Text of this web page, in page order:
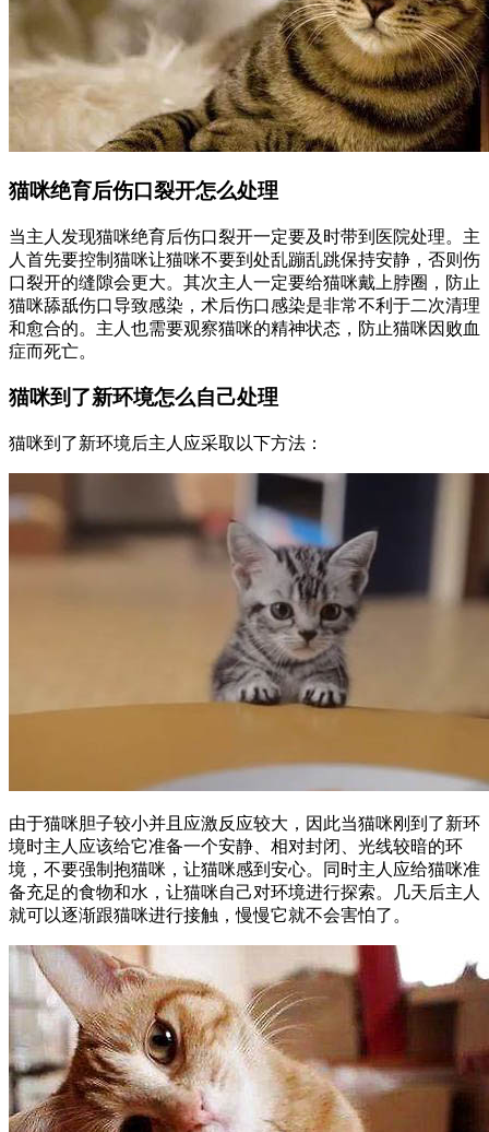
猫咪绝育后伤口裂开怎么处理
当主人发现猫咪绝育后伤口裂开一定要及时带到医院处理。主
人首先要控制猫咪让猫咪不要到处乱蹦乱跳保持安静，否则伤
口裂开的缝隙会更大。其次主人一定要给猫咪戴上脖圈，防止
猫咪舔舐伤口导致感染，术后伤口感染是非常不利于二次清理
和愈合的。主人也需要观察猫咪的精神状态，防止猫咪因败血
症而死亡。
猫咪到了新环境怎么自己处理
猫咪到了新环境后主人应采取以下方法：
由于猫咪胆子较小并且应激反应较大，因此当猫咪刚到了新环
境时主人应该给它准备一个安静、相对封闭、光线较暗的环
境，不要强制抱猫咪，让猫咪感到安心。同时主人应给猫咪准
备充足的食物和水，让猫咪自己对环境进行探索。几天后主人
就可以逐渐跟猫咪进行接触，慢慢它就不会害怕了。